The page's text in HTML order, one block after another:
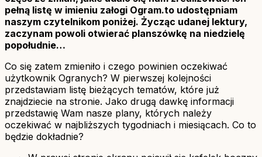
pełną listę w imieniu załogi Ogram.to udostępniam
naszym czytelnikom poniżej. Życząc udanej lektury,
zaczynam powoli otwierać planszówkę na niedzielę
popołudnie…
Co się zatem zmieniło i czego powinien oczekiwać
użytkownik Ogranych? W pierwszej kolejności
przedstawiam listę bieżących tematów, które już
znajdziecie na stronie. Jako drugą dawkę informacji
przedstawię Wam nasze plany, których należy
oczekiwać w najbliższych tygodniach i miesiącach. Co to
będzie dokładnie?